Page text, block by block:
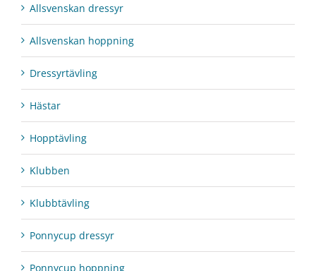
Allsvenskan dressyr
Allsvenskan hoppning
Dressyrtävling
Hästar
Hopptävling
Klubben
Klubbtävling
Ponnycup dressyr
Ponnycup hoppning